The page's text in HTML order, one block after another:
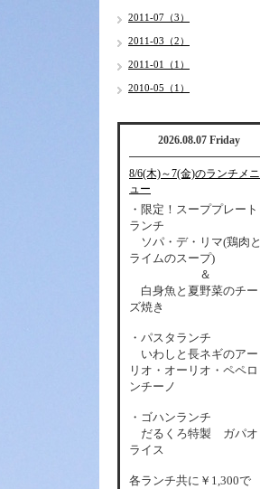
2011-07（3）
2011-03（2）
2011-01（1）
2010-05（1）
2026.08.07 Friday
8/6(木)～7(金)のランチメニ
ュー
・限定！スーププレート
ランチ
ソパ・デ・リマ(鶏肉と
ライムのスープ)
＆
白身魚と夏野菜のチー
ズ焼き
・パスタランチ
いわしと長ネギのアー
リオ・オーリオ・ペペロ
ンチーノ
・ゴハンランチ
だるくろ特製 ガパオ
ライス
各ランチ共に￥1,300で